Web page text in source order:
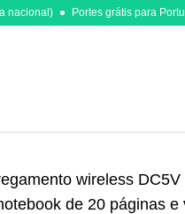
nacional) Portes grátis para
wireless
de 20 páginas